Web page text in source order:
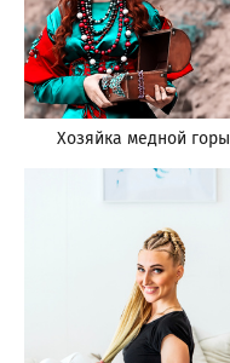
Хозяйка медной горы